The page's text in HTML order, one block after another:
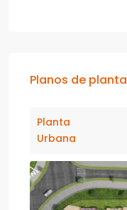
Planos de planta
Planta
Urbana